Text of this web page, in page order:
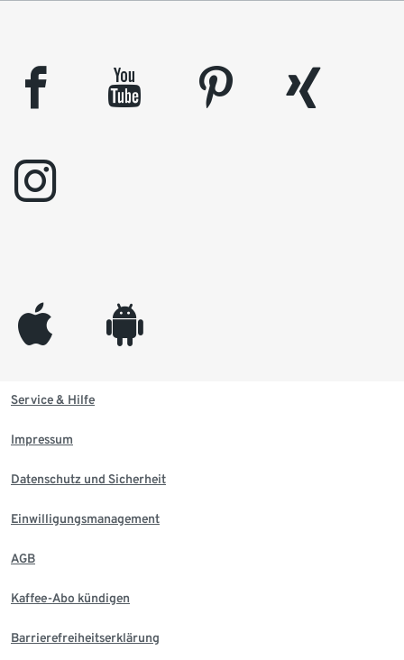
facebook youtube pinterest
xing
instagram
appleinc android
Service & Hilfe
Impressum
Datenschutz und Sicherheit
Einwilligungsmanagement
AGB
Kaffee-Abo kündigen
Barrierefreiheitserklärung